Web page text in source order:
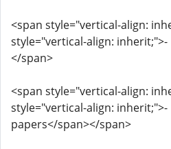
<span style="vertical-align:
style="vertical-align: inherit;">-
</span>
<span style="vertical-align:
style="vertical-align: inherit;">-
papers</span></span>